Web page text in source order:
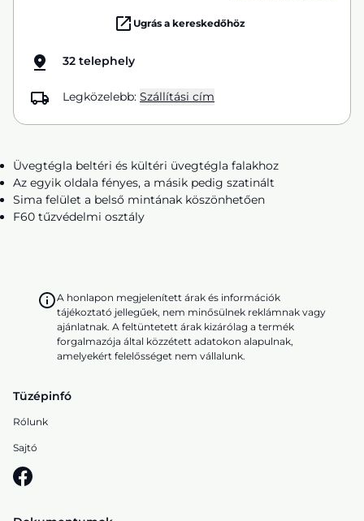
Ugrás a kereskedőhöz
32 telephely
Legközelebb: Szállítási cím
Üvegtégla beltéri és kültéri üvegtégla falakhoz
Az egyik oldala fényes, a másik pedig szatinált
Sima felület a belső mintának köszönhetően
F60 tűzvédelmi osztály
A honlapon megjelenített árak és információk
tájékoztató jellegűek, nem minősülnek reklámnak vagy
ajánlatnak. A feltüntetett árak kizárólag a termék
forgalmazója által közzétett adatokon alapulnak,
amelyekért felelősséget nem vállalunk.
Tüzépinfó
Rólunk
Sajtó